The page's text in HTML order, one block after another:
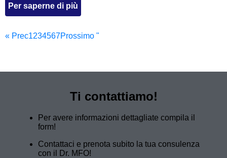
Per saperne di più
« Prec1234567Prossimo "
Ti contattiamo!
Per avere informazioni dettagliate compila il
form!
Contattaci e prenota subito la tua consulenza
con il Dr. MFO!